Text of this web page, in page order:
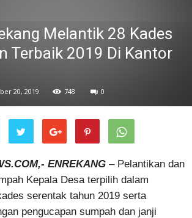
Melantik 28 Kades
Terbaik 2019 Di Kantor
20, 2019 748 0
ENREKANG – Pelantikan dan
Kepala Desa terpilih dalam
serentak tahun 2019 serta
pengucapan sumpah dan janji